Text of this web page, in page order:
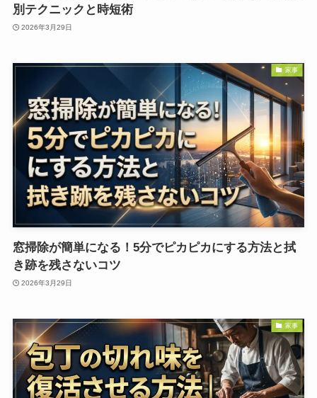
別テクニックと時短術
2026年3月29日
家事
窓掃除が簡単になる！5分でピカピカにする方法と拭
き跡を残さないコツ
2026年3月29日
家事